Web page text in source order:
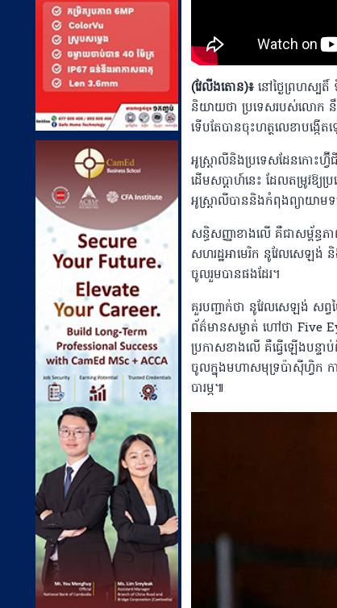
(វែលីងតោន)៖ នៅថ្ងៃព្រហស្ប
និយាយថា ប្រទេសរបស់លោក នឹង
ទើបតែបានចុះហត្ថលេខាបង្កើ
អូស្រ្តាលីនិងប្រទេសដែនកោះហ្វ៊ី
ដើមសប្តាហ៍នេះ ដែលតម្រូវឱ្យ
អូស្រ្តាលីបាននិងកំពុងព្យាយា
សន្ធិសញ្ញាខាងលើ គឺជាសម្ព័ន្ធភ
សហរដ្ឋអាមេរិក នូវែលសេឡង់
ចូលរួមបានផងដែរ។
គួរបញ្ជាក់ថា នូវែលសេឡង់ សព្វ
ព័ត៌មានសម្ងាត់ ហៅថា Five
ប្រកាសខាងលើ គឺធ្វើឡើងបន្ទ
ចូលក្នុងមហាសមុទ្រប៉ាស៉ីហ្វិក កាល
បារម្ភ៕